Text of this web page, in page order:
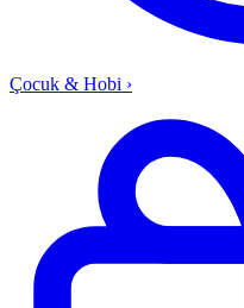
Çocuk & Hobi ›